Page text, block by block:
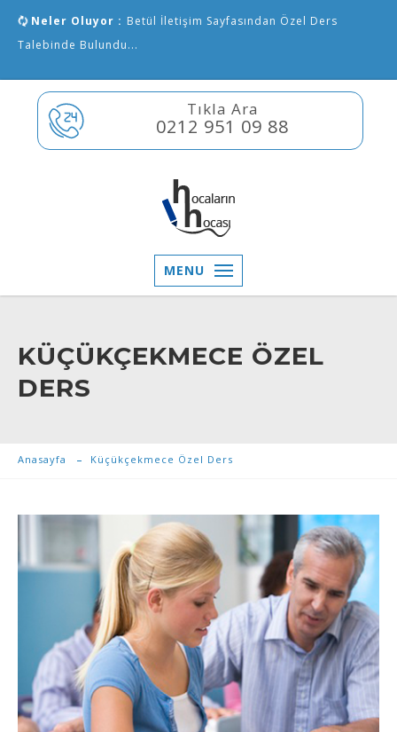
Neler Oluyor : Betül İletişim Sayfasından Özel Ders
Talebinde Bulundu...
Tıkla Ara
0212 951 09 88
MENU
KÜÇÜKÇEKMECE ÖZEL
DERS
Anasayfa Küçükçekmece Özel Ders